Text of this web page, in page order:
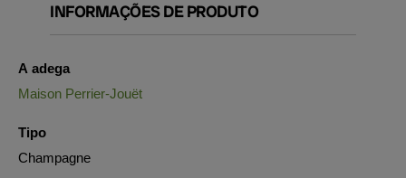
INFORMAÇÕES DE PRODUTO
A adega
Maison Perrier-Jouët
Tipo
Champagne